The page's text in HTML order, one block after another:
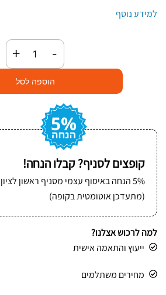
למידע נוסף
-
סגרי
מתכת
+
הוספה לסל
קופצים לסניף? קבלו הנחה!
5% הנחה באיסוף עצמי מסניף ראשון לציון
(מתעדכן אוטומטית בקופה)
למה לרכוש אצלנו?
ייעוץ והתאמה אישית
מחירים משתלמים